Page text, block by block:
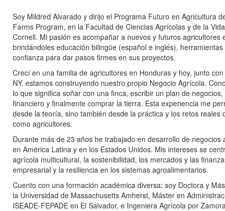
Soy Mildred Alvarado y dirijo el Programa Futuro en Agricultura
Farms Program, en la Facultad de Ciencias Agrícolas y de la
Cornell. Mi pasión es acompañar a nuevos y futuros agricultores
brindándoles educación bilingüe (español e inglés),
confianza para dar pasos firmes en sus proyectos.
Crecí en una familia de agricultores en Honduras y hoy, junto
NY, estamos construyendo nuestro propio Negocio Agrícola.
lo que significa soñar con una finca, escribir un plan de
financiero y finalmente comprar la tierra. Esta experiencia me
desde la teoría, sino también desde la práctica y los retos reales
como agricultores.
Durante más de 23 años he trabajado en desarrollo de negocios
en América Latina y en los Estados Unidos. Mis intereses se
agrícola multicultural, la sostenibilidad, los mercados y las
empresarial y la resiliencia en los sistemas agroalimentarios.
Cuento con una formación académica diversa: soy Doctora y
la Universidad de Massachusetts Amherst, Máster en
ISEADE-FEPADE en El Salvador, e Ingeniera Agrícola por